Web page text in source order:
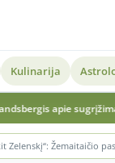
Kulinarija
sugrįžimą į